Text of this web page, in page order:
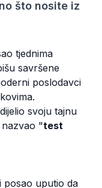
što nosite iz
tjednima
savršene
poslodavci
svoju tajnu
nazvao "test
posao uputio da